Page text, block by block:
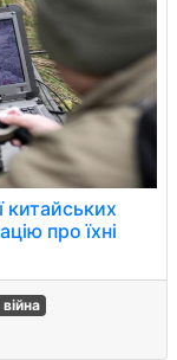
китайських
про їхні